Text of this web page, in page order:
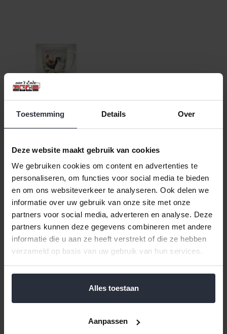
Toestemming Details Over
Deze website maakt gebruik van cookies
We gebruiken cookies om content en advertenties te
personaliseren, om functies voor social media te bieden
en om ons websiteverkeer te analyseren. Ook delen we
informatie over uw gebruik van onze site met onze
partners voor social media, adverteren en analyse. Deze
partners kunnen deze gegevens combineren met andere
informatie die u aan ze heeft verstrekt of die ze hebben
verzameld op basis van uw gebruik van hun services.
Alles toestaan
Aanpassen
Mok country kippen 35cl
Ashdene
€9,75 Incl. btw
In winkelwagen
Veilig achteraf betalen, tot 14 dagen na aankoop
Gratis verzending vanaf €60,=
Eenvoudig retour, 30 dagen bedenktijd